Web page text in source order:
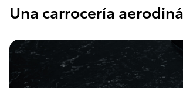
Una carrocería